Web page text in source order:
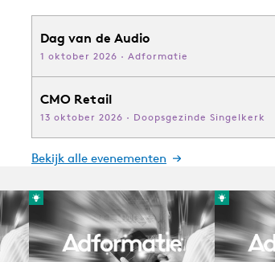
Dag van de Audio
1 oktober 2026 · Adformatie
CMO Retail
13 oktober 2026 · Doopsgezinde Singelkerk
Bekijk alle evenementen